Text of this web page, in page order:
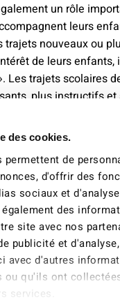
des cookies.
permettent de
d'offrir des
sociaux et
des
site avec nos
publicité et
avec d'autres
ou qu'ils ont
services.
un rôle
leurs
trajets nouveaux ou
de leurs
Les trajets scolaires
plus instructifs
et gagner
15 500 élèves issus
«walk to
enseignantes et
inscrire leurs